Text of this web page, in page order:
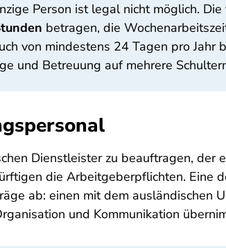
Person ist legal nicht möglich.
betragen, die
von mindestens 24 Tagen pro
und Betreuung auf mehrere
Dienstleister zu beauftragen,
die Arbeitgeberpflichten. Eine
ab: einen mit dem ausländischen
und Kommunikation